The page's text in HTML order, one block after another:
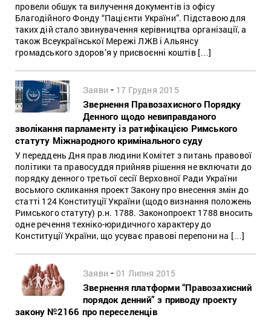
провели обшук та вилучення документів із офісу
Благодійного Фонду “Пацієнти України”. Підставою для
таких дій стало звинувачення керівництва організації, а
також Всеукраїнської Мережі ЛЖВ і Альянсу
громадського здоров’я у присвоєнні коштів […]
Заяви - 17 Грудня 2015
Звернення Правозахисного Порядку
Денного щодо невиправданого
зволікання парламенту із ратифікацією Римського
статуту Міжнародного кримінального суду
У переддень Дня прав людини Комітет з питань правової
політики та правосуддя прийняв рішення не включати до
порядку денного третьої сесії Верховної Ради України
восьмого скликання проект Закону про внесення змін до
статті 124 Конституції України (щодо визнання положень
Римського статуту) р.н. 1788. Законопроект 1788 вносить
одне речення техніко-юридичного характеру до
Конституції України, що усуває правові перепони на […]
Заяви - 01 Липня 2015
Звернення платформи “Правозахисний
порядок денний” з приводу проекту
закону №2166 про переселенців